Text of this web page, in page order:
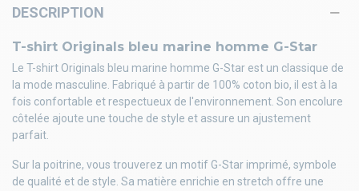
DESCRIPTION
T-shirt Originals bleu marine homme G-Star
Le T-shirt Originals bleu marine homme G-Star est un classique de
la mode masculine. Fabriqué à partir de 100% coton bio, il est à la
fois confortable et respectueux de l'environnement. Son encolure
côtelée ajoute une touche de style et assure un ajustement
parfait.
Sur la poitrine, vous trouverez un motif G-Star imprimé, symbole
de qualité et de style. Sa matière enrichie en stretch offre une